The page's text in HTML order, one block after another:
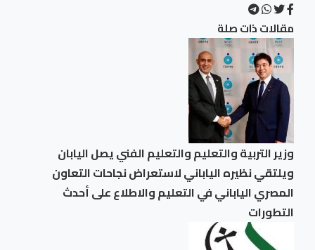
مقالات ذات صلة
وزير التربية والتعليم والتعليم الفني يصل اليابان
ويلتقي نظيره الياباني لاستعراض نجاحات التعاون
المصري الياباني في التعليم والاطلاع على أحدث
التطورات